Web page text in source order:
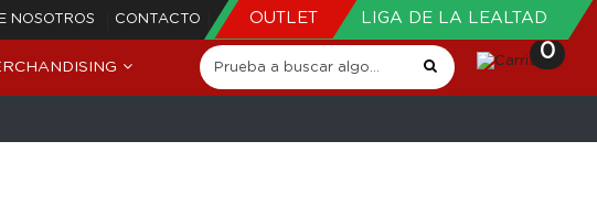
NOSOTROS CONTACTO OUTLET LIGA DE LA LEALTAD
0